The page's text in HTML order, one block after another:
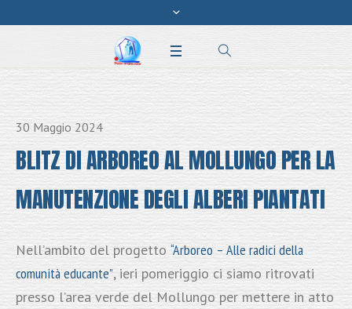
30 Maggio 2024
BLITZ DI ARBOREO AL MOLLUNGO PER LA
MANUTENZIONE DEGLI ALBERI PIANTATI
Nell’ambito del progetto “Arboreo – Alle radici della
comunità educante”, ieri pomeriggio ci siamo ritrovati
presso l’area verde del Mollungo per mettere in atto